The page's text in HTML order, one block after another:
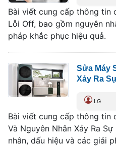
Bài viết cung cấp thông tin
Lỗi Off, bao gồm nguyên
pháp khắc phục hiệu quả.
Sửa Máy
Xảy Ra
LG
Bài viết cung cấp thông tin
Và Nguyên Nhân Xảy Ra
nhân, dấu hiệu và các giải